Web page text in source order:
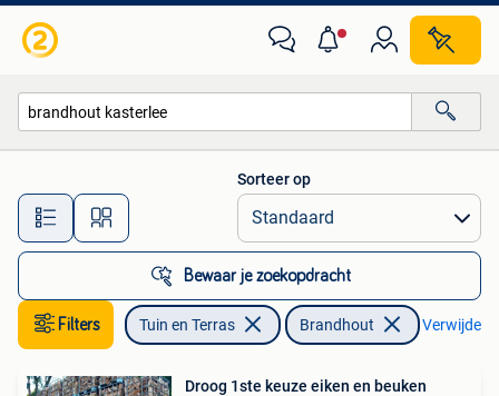
Alle afstanden…
Sorteer op
Bewaar je zoekopdracht
Filters Tuin en Terras Brandhout Verwijder
Droog 1ste keuze eiken en beuken